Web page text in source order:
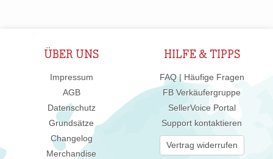
ÜBER UNS
Impressum
AGB
Datenschutz
Grundsätze
Changelog
Merchandise
HILFE & TIPPS
FAQ | Häufige Fragen
FB Verkäufergruppe
SellerVoice Portal
Support kontaktieren
Vertrag widerrufen